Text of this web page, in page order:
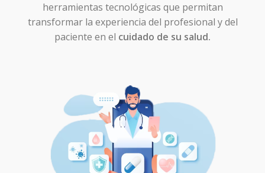
herramientas tecnológicas que permitan
transformar la experiencia del profesional y del
paciente en el cuidado de su salud.